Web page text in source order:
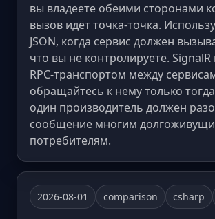
вы владеете обеими сторонами
вызов идёт точка-точка.
JSON, когда сервис должен
что вы не контролируете. SignalR
RPC-транспортом между
обращайтесь к нему только
один производитель должен
сообщение многим
потребителям.
2026-08-01 comparison csharp